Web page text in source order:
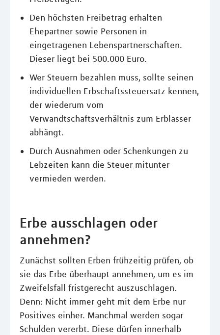
Den höchsten Freibetrag erhalten
Ehepartner sowie Personen in
eingetragenen Lebenspartnerschaften.
Dieser liegt bei 500.000 Euro.
Wer Steuern bezahlen muss, sollte seinen
individuellen Erbschaftssteuersatz kennen,
der wiederum vom
Verwandtschaftsverhältnis zum Erblasser
abhängt.
Durch Ausnahmen oder Schenkungen zu
Lebzeiten kann die Steuer mitunter
vermieden werden.
Erbe ausschlagen oder
annehmen?
Zunächst sollten Erben frühzeitig prüfen, ob
sie das Erbe überhaupt annehmen, um es im
Zweifelsfall fristgerecht auszuschlagen.
Denn: Nicht immer geht mit dem Erbe nur
Positives einher. Manchmal werden sogar
Schulden vererbt. Diese dürfen innerhalb